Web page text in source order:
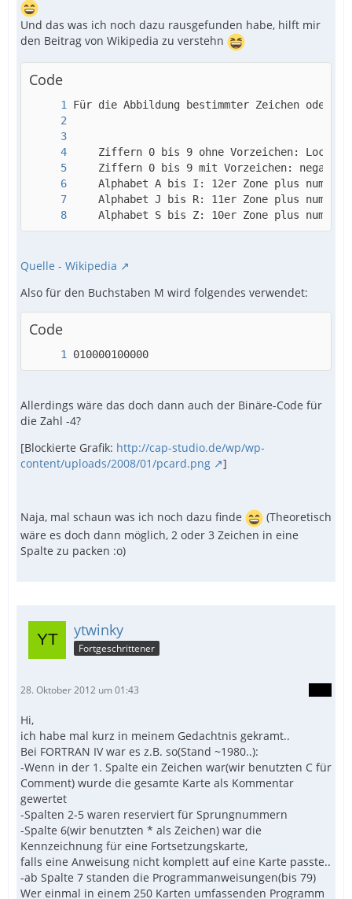
Und das was ich noch dazu rausgefunden habe, hilft mir
den Beitrag von Wikipedia zu verstehn
Code
Alphabet S bis Z: 10er Zone plus
Quelle - Wikipedia
Also für den Buchstaben M wird folgendes verwendet:
Code
010000100000
Allerdings wäre das doch dann auch der Binäre-Code für
die Zahl -4?
[Blockierte Grafik: http://cap-studio.de/wp/wp-
content/uploads/2008/01/pcard.png
]
Naja, mal schaun was ich noch dazu finde
(Theoretisch
wäre es doch dann möglich, 2 oder 3 Zeichen in eine
Spalte zu packen :o)
ytwinky
Fortgeschrittener
28. Oktober 2012 um 01:43
Hi,
ich habe mal kurz in meinem Gedachtnis gekramt..
Bei FORTRAN IV war es z.B. so(Stand ~1980..):
-Wenn in der 1. Spalte ein Zeichen war(wir benutzten C für
Comment) wurde die gesamte Karte als Kommentar
gewertet
-Spalten 2-5 waren reserviert für Sprungnummern
-Spalte 6(wir benutzten * als Zeichen) war die
Kennzeichnung für eine Fortsetzungskarte,
falls eine Anweisung nicht komplett auf eine Karte passte..
-ab Spalte 7 standen die Programmanweisungen(bis 79)
Wer einmal in einem 250 Karten umfassenden Programm